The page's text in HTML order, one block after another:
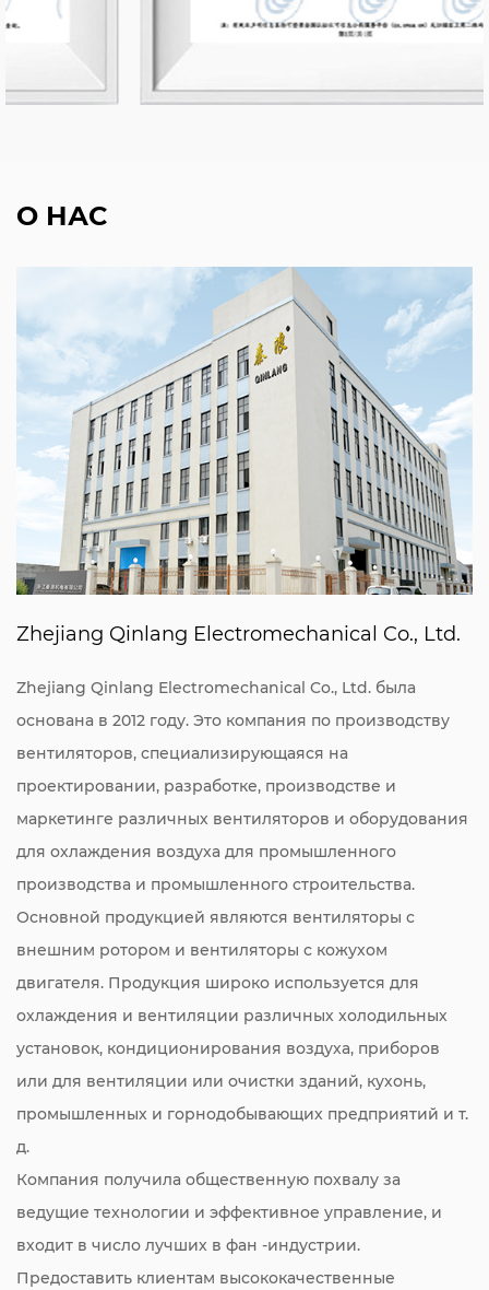
О НАС
Zhejiang Qinlang Electromechanical Co., Ltd.
Zhejiang Qinlang Electromechanical Co., Ltd. была
основана в 2012 году. Это компания по производству
вентиляторов, специализирующаяся на
проектировании, разработке, производстве и
маркетинге различных вентиляторов и оборудования
для охлаждения воздуха для промышленного
производства и промышленного строительства.
Основной продукцией являются вентиляторы с
внешним ротором и вентиляторы с кожухом
двигателя. Продукция широко используется для
охлаждения и вентиляции различных холодильных
установок, кондиционирования воздуха, приборов
или для вентиляции или очистки зданий, кухонь,
промышленных и горнодобывающих предприятий и т.
д.
Компания получила общественную похвалу за
ведущие технологии и эффективное управление, и
входит в число лучших в фан -индустрии.
Предоставить клиентам высококачественные